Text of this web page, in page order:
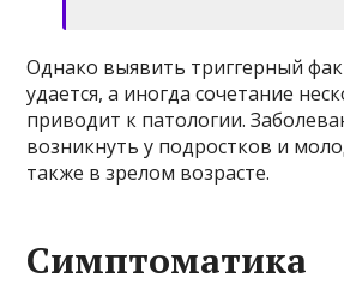
Однако выявить триггерный
удается, а иногда сочетание
приводит к патологии.
возникнуть у подростков и
также в зрелом возрасте.
Симптоматика